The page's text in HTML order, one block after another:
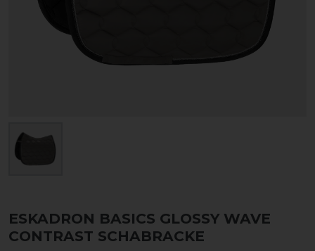
ESKADRON BASICS GLOSSY WAVE
CONTRAST SCHABRACKE